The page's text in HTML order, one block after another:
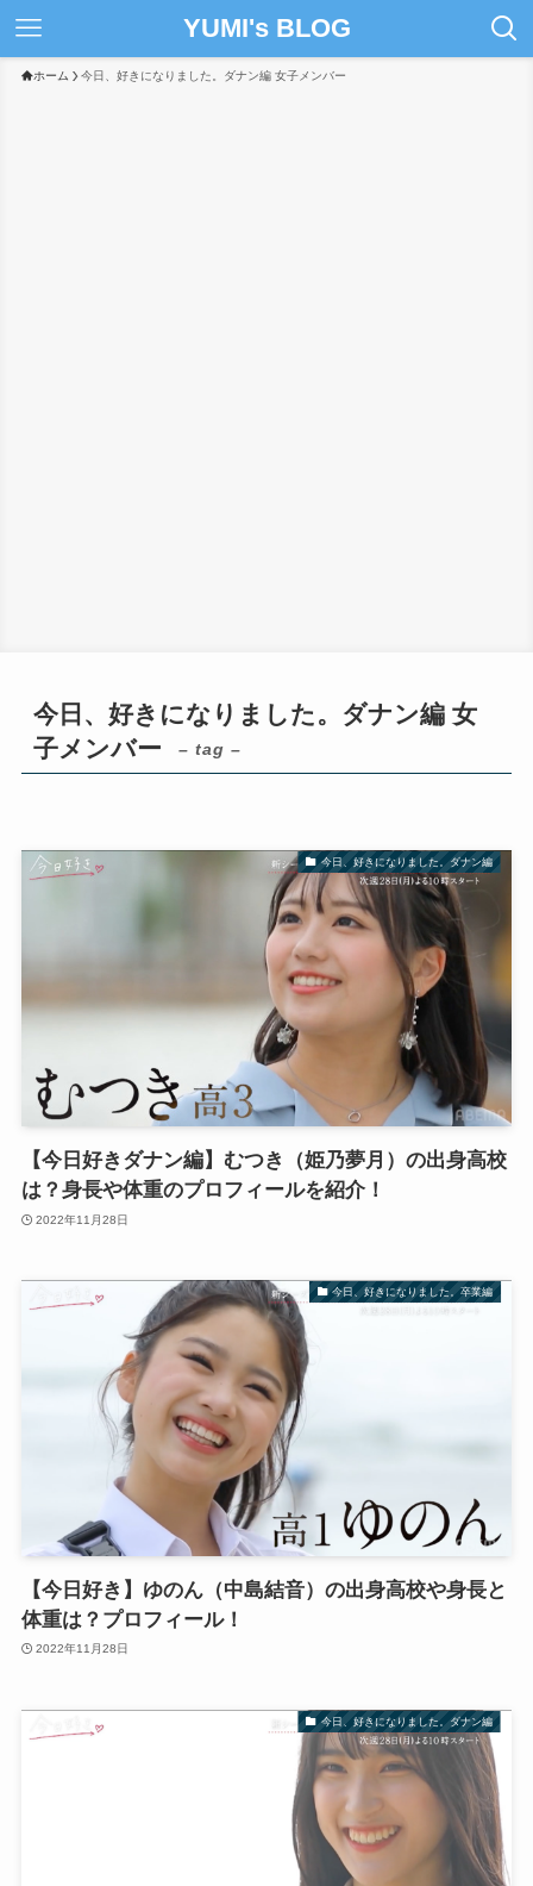
YUMI's BLOG
ホーム 今日、好きになりました。ダナン編 女子メンバー
今日、好きになりました。ダナン編 女
子メンバー
– tag –
今日、好きになりました。ダナン編
【今日好きダナン編】むつき（姫乃夢月）の出身高校
は？身長や体重のプロフィールを紹介！
2022年11月28日
今日、好きになりました。卒業編
【今日好き】ゆのん（中島結音）の出身高校や身長と
体重は？プロフィール！
2022年11月28日
今日、好きになりました。ダナン編